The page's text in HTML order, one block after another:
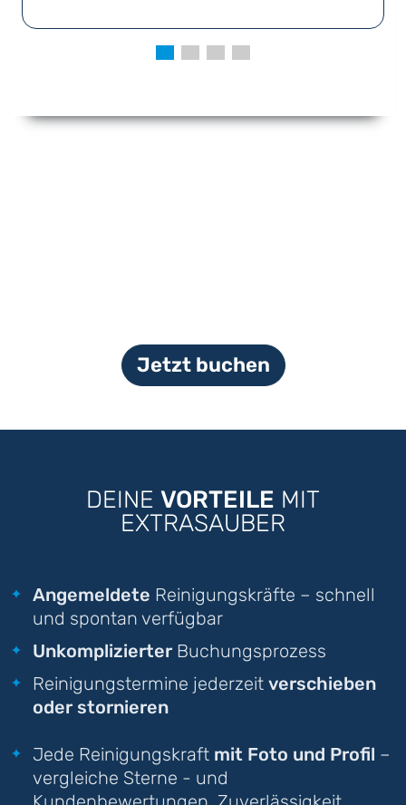
Jetzt buchen
DEINE VORTEILE MIT
EXTRASAUBER
Angemeldete Reinigungskräfte – schnell
und spontan verfügbar
Unkomplizierter Buchungsprozess
Reinigungstermine jederzeit verschieben
oder stornieren
Jede Reinigungskraft mit Foto und Profil –
vergleiche Sterne - und